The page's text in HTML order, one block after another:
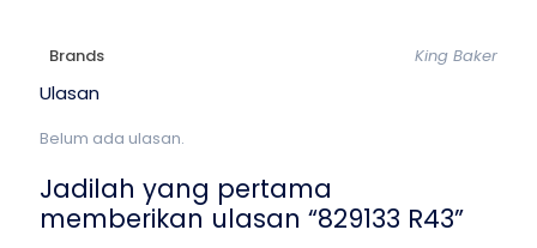
Brands King Baker
Ulasan
Belum ada ulasan.
Jadilah yang pertama
memberikan ulasan “829133 R43”